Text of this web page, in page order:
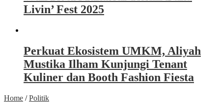
Livin’ Fest 2025
Perkuat Ekosistem UMKM, Aliyah
Mustika Ilham Kunjungi Tenant
Kuliner dan Booth Fashion Fiesta
Home /Politik